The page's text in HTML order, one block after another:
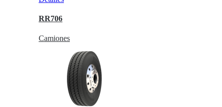
RR706
Camiones